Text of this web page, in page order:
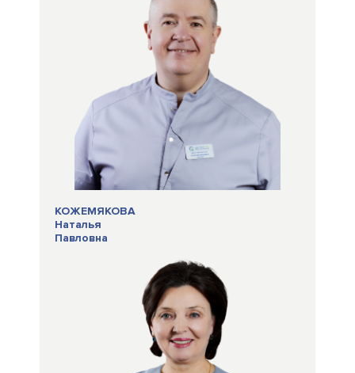
КОЖЕМЯКОВА
Наталья
Павловна